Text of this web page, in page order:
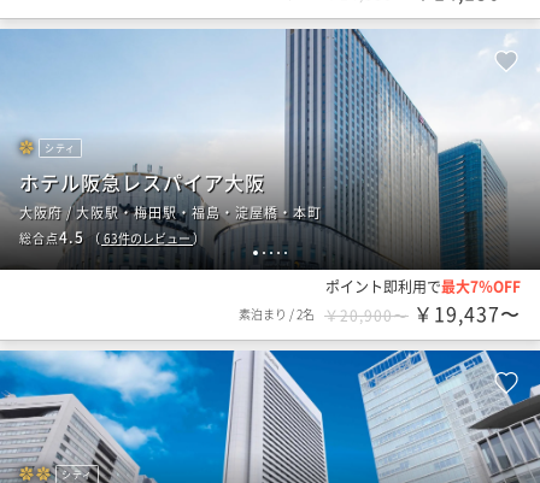
1 23 4 5
シティ
ホテル阪急レスパイア大阪
大阪府 / 大阪駅・梅田駅・福島・淀屋橋・本町
総合点4.5（ 63件のレビュー）
ポイント即利用で最大7％OFF
素泊まり /2名 ￥20,900〜 ￥19,437〜
シティ